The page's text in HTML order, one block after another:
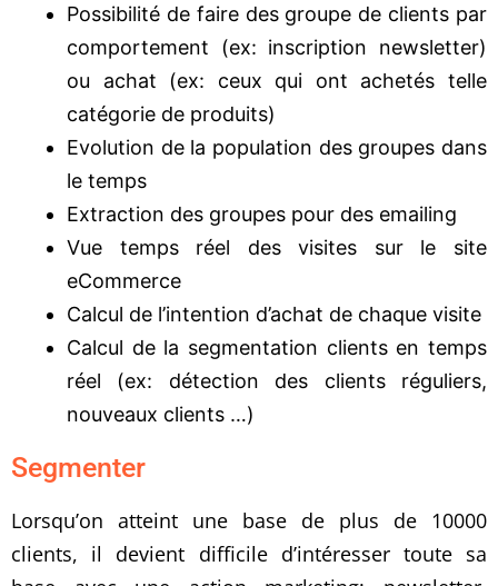
Possibilité de faire des groupe de clients par
comportement (ex: inscription newsletter)
ou achat (ex: ceux qui ont achetés telle
catégorie de produits)
Evolution de la population des groupes dans
le temps
Extraction des groupes pour des emailing
Vue temps réel des visites sur le site
eCommerce
Calcul de l’intention d’achat de chaque visite
Calcul de la segmentation clients en temps
réel (ex: détection des clients réguliers,
nouveaux clients …)
Segmenter
Lorsqu’on atteint une base de plus de 10000
clients, il devient difficile d’intéresser toute sa